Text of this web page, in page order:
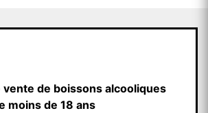
de boissons alcooliques
moins de 18 ans